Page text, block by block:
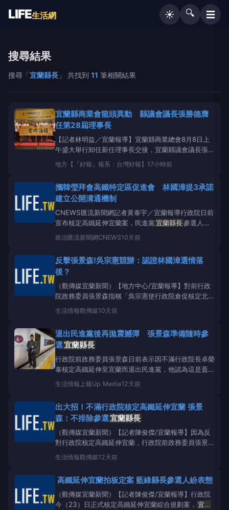
LIFE生活網 ☀️ 🔍 ☰
搜尋結果
搜尋「宜蘭縣長 」 共找到 11 筆相關結果
宜蘭縣商業會龍頭異動 縣議會議長張勝德膺
任第28屆理事長
【記者林明益／宜蘭報導】宜蘭縣商業總會8月8日上
午盛大舉行卸任新任理事長交接，宜蘭縣議會議長張勝
德膺任商業界新龍頭，並在代理縣長林茂盛主持印信監
交，完成世代傳承，接任商業會第28屆理事長。宜蘭
27屆卸任理事長李後位功成身退，交棒第
地方 【『好報』報系：台灣好報】 17小時前
攜韓瑩拜會高鐵特定區促進會 林國漳提3承諾
建立公開溝通機制
CNEWS匯流新聞網記者黃泰宇／宜蘭報導行政院日前
宣布核定高鐵延伸宜蘭案，民進黨宜蘭縣長參選人林
國漳今(29)日表示，宜蘭面對即將展開的用地變更與區
段徵收等後續程序，他與宜蘭市長參選人韓瑩昨晚特別
會」幹部及周邊居民，面對面傾聽第一線在地心聲。他
與韓
政治匯流新聞網CNEWS10天前
反擊張景森!吳宗憲競辦：認證林國漳選情落
後？
（觀傳媒宜蘭新聞）【地方中心/宜蘭報導】對前行政
院政務委員張景森指稱「吳宗憲使行政院倉促核定北宜
高鐵」等言論，
宜蘭縣長
言人鄭皓文今（29）日回應指出，「推動高鐵延伸宜
會、在立法院強力質詢，到親自帶隊邀集中央部會至宜
蘭考察，
生活情報觀傳媒10天前
退出民進黨後再拋震撼彈 張景森準備隨時參
選宜蘭縣長
行政院前政務委員張景森日前表示因不滿行政院長卓榮
泰核定高鐵延伸至宜蘭而退出民進黨，他認為這是蓋一
條沒有用的盲腸高鐵、極大的歷史錯誤，張景森今天
（27日）再表示，希望藍綠兩黨縣長候選人針對將宜
未表態，他不排除今天下午就會把戶籍簽到宜蘭礁溪，
隨時準備要登記
生活情報 上報Up Media12天前
出大招！不滿行政院核定高鐵延伸宜蘭 張景
森：不排除參選宜蘭縣長
（觀傳媒宜蘭新聞）【記者陳俊傑/宜蘭報導】因為反
對行政院核定高鐵延伸宜蘭，行政院前政務委員張景森
日前宣布退出民進黨，今（27）日再拋震撼彈表示，
不排除參選 宜蘭縣長
卓榮泰為了地方
生活情報觀傳媒12天前
高鐵延伸宜蘭拍板定案 藍綠縣長參選人紛表態
（觀傳媒宜蘭新聞）【記者陳俊傑/宜蘭報導】行政院
今（23）日正式核定高鐵延伸宜蘭綜合規劃案， 宜蘭